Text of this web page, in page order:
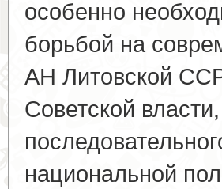
особенно
борьбой на
АН Литовской
Советской
национальной